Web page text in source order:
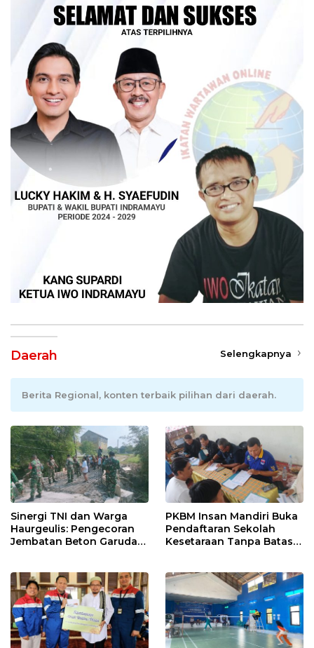
Daerah Selengkapnya
Berita Regional, konten terbaik pilihan dari daerah.
Sinergi TNI dan Warga
Haurgeulis: Pengecoran
Jembatan Beton Garuda
PKBM Insan Mandiri Buka
Pendaftaran Sekolah
Kesetaraan Tanpa Batas